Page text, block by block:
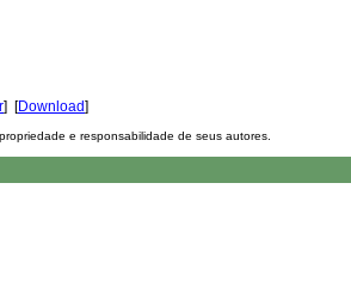
] [Download]
e responsabilidade de seus autores.